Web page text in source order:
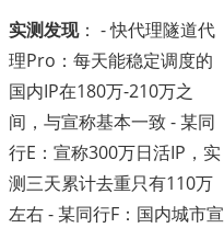
实测发现： - 快代理隧道代
理Pro：每天能稳定调度的
国内IP在180万-210万之
间，与宣称基本一致 - 某同
行E：宣称300万日活IP，实
测三天累计去重只有110万
左右 - 某同行F：国内城市宣